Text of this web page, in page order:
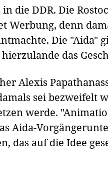
die DDR. Die
Werbung, denn
Die "Aida"
das
Alexis
sei bezweifelt
werde.
Aida-
das auf die Idee